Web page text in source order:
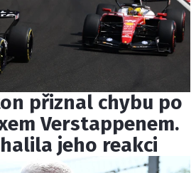
přiznal chybu po
Verstappenem.
jeho reakci